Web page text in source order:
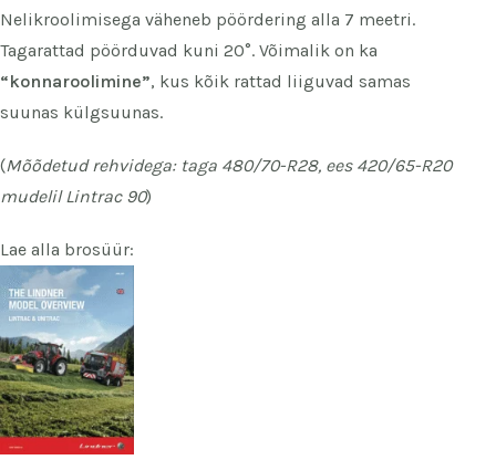
Nelikroolimisega väheneb pöördering alla 7 meetri.
Tagarattad pöörduvad kuni 20°. Võimalik on ka
“konnaroolimine”, kus kõik rattad liiguvad samas
suunas külgsuunas.
(Mõõdetud rehvidega: taga 480/70-R28, ees 420/65-R20
mudelil Lintrac 90)
Lae alla brosüür: